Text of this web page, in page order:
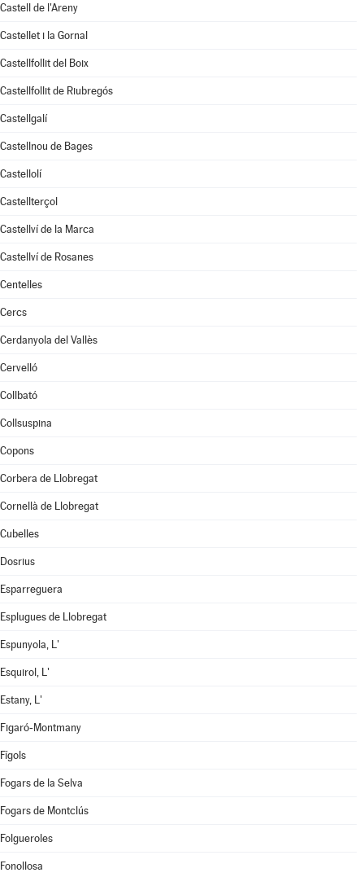
Castell de l'Areny
Castellet i la Gornal
Castellfollit del Boix
Castellfollit de Riubregós
Castellgalí
Castellnou de Bages
Castellolí
Castellterçol
Castellví de la Marca
Castellví de Rosanes
Centelles
Cercs
Cerdanyola del Vallès
Cervelló
Collbató
Collsuspina
Copons
Corbera de Llobregat
Cornellà de Llobregat
Cubelles
Dosrius
Esparreguera
Esplugues de Llobregat
Espunyola, L'
Esquirol, L'
Estany, L'
Figaró-Montmany
Fígols
Fogars de la Selva
Fogars de Montclús
Folgueroles
Fonollosa